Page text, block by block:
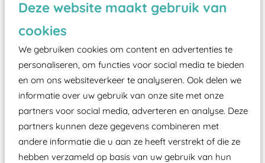
Deze website maakt gebruik van
cookies
We gebruiken cookies om content en advertenties te
personaliseren, om functies voor social media te bieden
en om ons websiteverkeer te analyseren. Ook delen we
informatie over uw gebruik van onze site met onze
partners voor social media, adverteren en analyse. Deze
partners kunnen deze gegevens combineren met
andere informatie die u aan ze heeft verstrekt of die ze
hebben verzameld op basis van uw gebruik van hun
valondergrond onder speeltoestellen verplicht is
zoals kunstgras, rubber tegels of boomschors?
Elk speeltoestel in de openbare ruimte voorzien
moet zijn van een typekeuring, -plaatje en
certificering, uitgegeven door een Nederlands
aangewezen keuringsinstantie?
Wij ook speeltoestellen kunnen laten keuren zodat
ze toch binnen het Warenwetbesluit Attractie- en
Speeltoestellen vallen?